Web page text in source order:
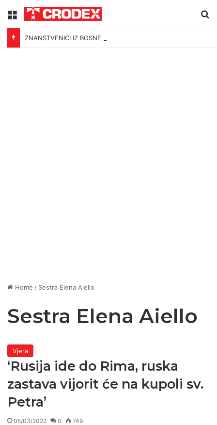
Menu
ZNANSTVENICI IZ BOSNE OTKRILI NACIZAM U – BOSNI!
Home / Sestra Elena Aiello
Sestra Elena Aiello
Vjera
‘Rusija ide do Rima, ruska
zastava vijorit će na kupoli sv.
Petra’
05/03/2022 0 749